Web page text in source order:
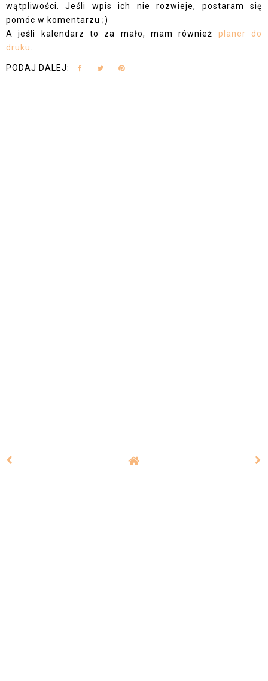
wątpliwości. Jeśli wpis ich nie rozwieje, postaram się
pomóc w komentarzu ;)
A jeśli kalendarz to za mało, mam również planer do
druku
PODAJ DALEJ: